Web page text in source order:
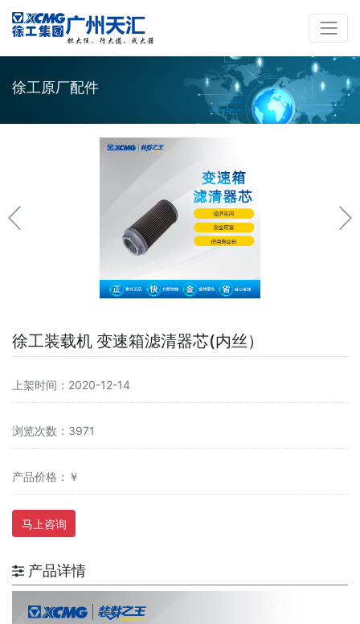
徐工原厂配件
徐工装载机 变速箱滤清器芯(内丝）
上架时间：2020-12-14
浏览次数：3971
产品价格：￥
马上咨询
产品详情